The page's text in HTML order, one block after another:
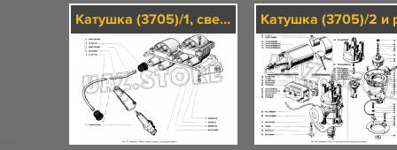
Катушка (3705)/1, свечи и провода зажигания (3707)/1